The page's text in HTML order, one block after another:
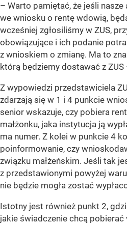
– Warto pamiętać, że jeśli
we wniosku o rentę wdowią,
wcześniej zgłosiliśmy w ZUS,
obowiązujące i ich podanie
z wnioskiem o zmianę. Ma to
którą będziemy dostawać z ZUS
Z wypowiedzi przedstawiciela
zdarzają się w 1 i 4 punkcie
senior wskazuje, czy pobiera
małżonku, jaka instytucja ją
ma numer. Z kolei w punkcie 4
poinformowanie, czy
związku małżeńskim. Jeśli tak
z przedstawionymi powyżej
nie będzie mogła zostać
Istotny jest również punkt 2,
jakie świadczenie chcą